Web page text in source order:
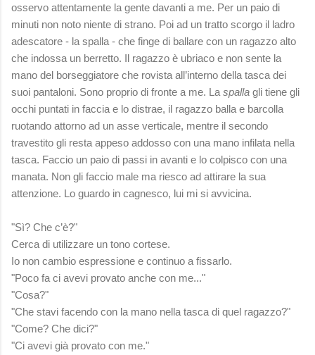
osservo attentamente la gente davanti a me. Per un paio di
minuti non noto niente di strano. Poi ad un tratto scorgo il ladro
adescatore - la spalla - che finge di ballare con un ragazzo alto
che indossa un berretto. Il ragazzo è ubriaco e non sente la
mano del borseggiatore che rovista all’interno della tasca dei
suoi pantaloni. Sono proprio di fronte a me. La spalla gli tiene gli
occhi puntati in faccia e lo distrae, il ragazzo balla e barcolla
ruotando attorno ad un asse verticale, mentre il secondo
travestito gli resta appeso addosso con una mano infilata nella
tasca. Faccio un paio di passi in avanti e lo colpisco con una
manata. Non gli faccio male ma riesco ad attirare la sua
attenzione. Lo guardo in cagnesco, lui mi si avvicina.
"Sì? Che c’è?"
Cerca di utilizzare un tono cortese.
Io non cambio espressione e continuo a fissarlo.
"Poco fa ci avevi provato anche con me..."
"Cosa?"
"Che stavi facendo con la mano nella tasca di quel ragazzo?"
"Come? Che dici?"
"Ci avevi già provato con me."